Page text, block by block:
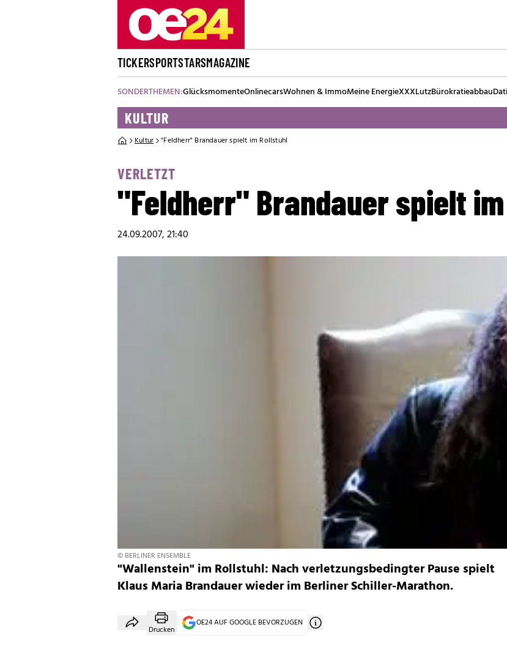
TICKERSPORTSTARSMAGAZINE
SONDERTHEMEN:GlücksmomenteOnlinecarsWohnen & ImmoMeine EnergieXXXLutzBürokratieabbau
KULTUR
Kultur "Feldherr" Brandauer spielt im Rollstuhl
VERLETZT
"Feldherr" Brandauer spielt
24.09.2007, 21:40
© BERLINER ENSEMBLE
"Wallenstein" im Rollstuhl: Nach verletzungsbedingter Pause spielt
Klaus Maria Brandauer wieder im Berliner Schiller-Marathon.
Drucken
OE24 AUF GOOGLE BEVORZUGEN